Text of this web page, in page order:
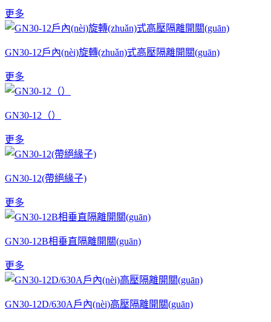
更多
GN30-12戶內(nèi)旋轉(zhuǎn)式高壓隔離開關(guān)
更多
GN30-12（）
更多
GN30-12(帶絕緣子)
更多
GN30-12B相垂直隔離開關(guān)
更多
GN30-12D/630A戶內(nèi)高壓隔離開關(guān)